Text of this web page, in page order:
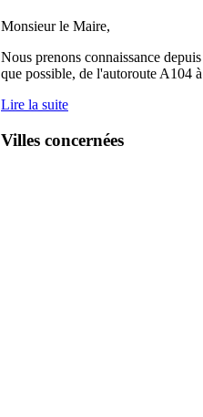
Monsieur le Maire,
Nous prenons connaissance
que possible, de l'autoroute A104
Lire la suite
Villes concernées